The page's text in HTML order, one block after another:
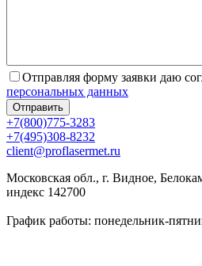
Отправляя форму заявки даю
персональных данных
+7(800)775-3283
+7(495)308-8232
client@proflasermet.ru
Московская обл., г. Видное,
индекс 142700
График работы: понедельник-